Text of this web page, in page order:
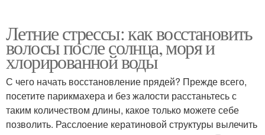
Летние стрессы: как восстановить
волосы после солнца, моря и
хлорированной воды
С чего начать восстановление прядей? Прежде всего,
посетите парикмахера и без жалости расстаньтесь с
таким количеством длины, какое только можете себе
позволить. Расслоение кератиновой структуры вылечить